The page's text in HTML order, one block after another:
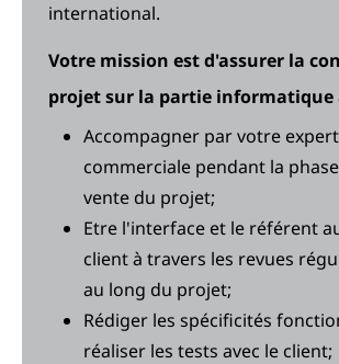
international.
Votre mission est d'assurer la
projet sur la partie informatique
Accompagner par votre
commerciale pendant la
vente du projet;
Etre l'interface et le référent
client à travers les revues
au long du projet;
Rédiger les spécificités
réaliser les tests avec le client;